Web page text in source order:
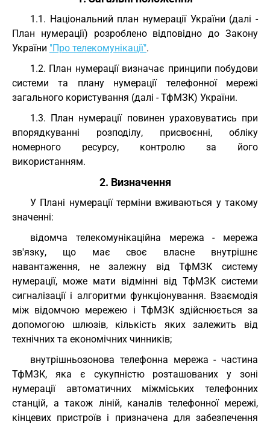
1.1. Національний план нумерації України (далі -
План нумерації) розроблено відповідно до Закону
України "Про телекомунікації".
1.2. План нумерації визначає принципи побудови
системи та плану нумерації телефонної мережі
загального користування (далі - ТфМЗК) України.
1.3. План нумерації повинен ураховуватись при
впорядкуванні розподілу, присвоєнні, обліку
номерного ресурсу, контролю за його
використанням.
2. Визначення
У Плані нумерації терміни вживаються у такому
значенні:
відомча телекомунікаційна мережа - мережа
зв'язку, що має своє власне внутрішнє
навантаження, не залежну від ТфМЗК систему
нумерації, може мати відмінні від ТфМЗК системи
сигналізації і алгоритми функціонування. Взаємодія
між відомчою мережею і ТфМЗК здійснюється за
допомогою шлюзів, кількість яких залежить від
технічних та економічних чинників;
внутрішньозонова телефонна мережа - частина
ТфМЗК, яка є сукупністю розташованих у зоні
нумерації автоматичних міжміських телефонних
станцій, а також ліній, каналів телефонної мережі,
кінцевих пристроїв і призначена для забезпечення